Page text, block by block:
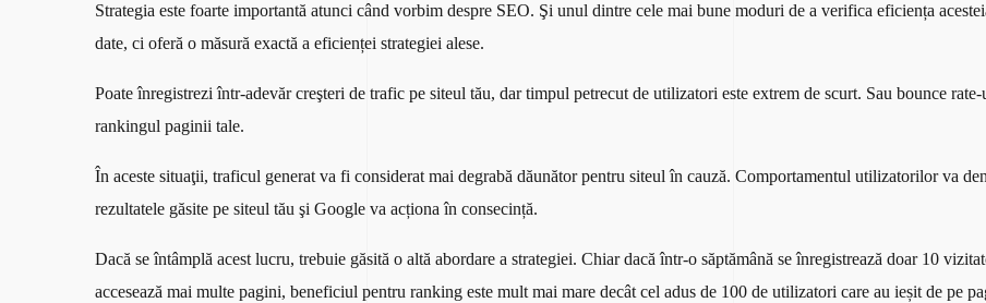
Strategia este foarte importantă atunci când vorbim despre SEO. Şi unul dintre cele mai bune moduri de a verifica eficiența
date, ci oferă o măsură exactă a eficienței strategiei alese.
Poate înregistrezi într-adevăr creşteri de trafic pe siteul tău, dar timpul petrecut de utilizatori este extrem de scurt. Sau bounce
rankingul paginii tale.
În aceste situaţii, traficul generat va fi considerat mai degrabă dăunător pentru siteul în cauză. Comportamentul utilizatorilor va
rezultatele găsite pe siteul tău şi Google va acționa în consecință.
Dacă se întâmplă acest lucru, trebuie găsită o altă abordare a strategiei. Chiar dacă într-o săptămână se înregistrează doar 10
accesează mai multe pagini, beneficiul pentru ranking este mult mai mare decât cel adus de 100 de utilizatori care au ieșit de pe